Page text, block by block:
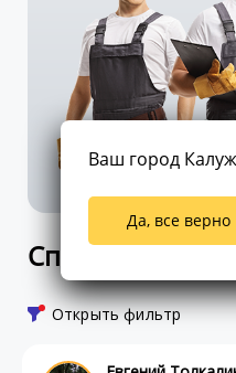
Список
Открыть фильтр
Ваш город
Да, все верно